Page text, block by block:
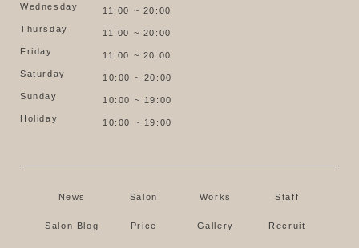
Wednesday
11:00 ~ 20:00
Thursday
11:00 ~ 20:00
Friday
11:00 ~ 20:00
Saturday
10:00 ~ 20:00
Sunday
10:00 ~ 19:00
Holiday
10:00 ~ 19:00
News Salon Works Staff
Salon Blog Price Gallery Recruit